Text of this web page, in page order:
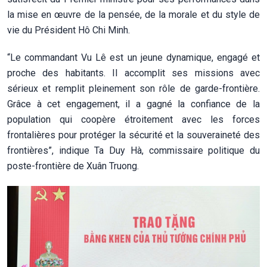
la mise en œuvre de la pensée, de la morale et du style de
vie du Président Hô Chi Minh.
“Le commandant Vu Lê est un jeune dynamique, engagé et
proche des habitants. Il accomplit ses missions avec
sérieux et remplit pleinement son rôle de garde-frontière.
Grâce à cet engagement, il a gagné la confiance de la
population qui coopère étroitement avec les forces
frontalières pour protéger la sécurité et la souveraineté des
frontières”, indique Ta Duy Hà, commissaire politique du
poste-frontière de Xuân Truong.